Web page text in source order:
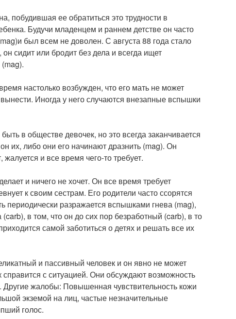
побудившая ее обратиться это трудности в
Будучи младенцем и раннем детстве он часто
был всем не доволен. С августа 88 года стало
сидит или бродит без дела и всегда ищет
настолько возбужден, что его мать не может
Иногда у него случаются внезапные вспышки
в обществе девочек, но это всегда заканчивается
их, либо они его начинают дразнить (mag). Он
жалуется и все время чего-то требует.
и ничего не хочет. Он все время требует
к своим сестрам. Его родители часто ссорятся
периодически разражается вспышками гнева (mag),
в том, что он до сих пор безработный (carb), в то
самой заботиться о детях и решать все их
и пассивный человек и он явно не может
справится с ситуацией. Они обсуждают возможность
Другие жалобы: Повышенная чувствительность кожи
экземой на лиц, частые незначительные
голос.